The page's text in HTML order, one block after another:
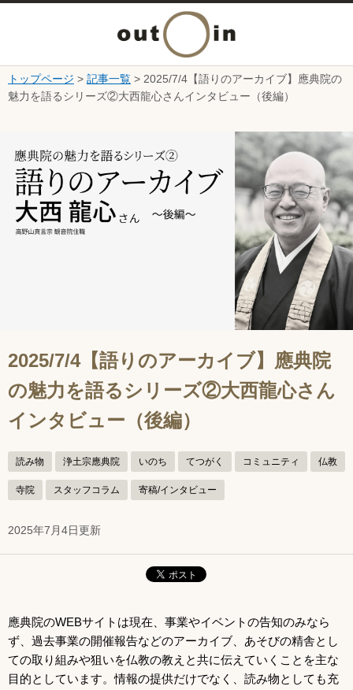
本文へ
ニ
ュ
ー
を
開
トップページ > 記事一覧 > 2025/7/4【語りのアーカイブ】應典院の
魅力を語るシリーズ②大西龍心さんインタビュー（後編）
2025/7/4【語りのアーカイブ】應典院
の魅力を語るシリーズ②大西龍心さん
インタビュー（後編）
読み物 浄土宗應典院 いのち てつがく コミュニティ 仏教
寺院 スタッフコラム 寄稿/インタビュー
2025年7月4日更新
應典院のWEBサイトは現在、事業やイベントの告知のみなら
ず、過去事業の開催報告などのアーカイブ、あそびの精舎とし
ての取り組みや狙いを仏教の教えと共に伝えていくことを主な
目的としています。情報の提供だけでなく、読み物としても充